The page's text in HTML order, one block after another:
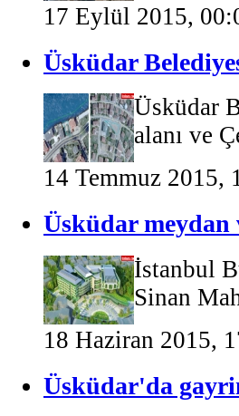
17 Eylül 2015,
Üsküdar
Üsküdar
alanı ve
14 Temmuz 2015,
Üsküdar meydan
İstanbul
Sinan
18 Haziran 2015,
Üsküdar'da